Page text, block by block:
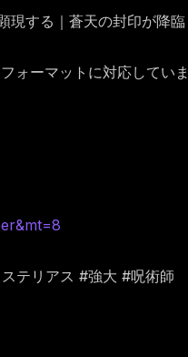
する｜蒼天の封印が降
ーマットに対応していま
テリアス #強大 #呪術師